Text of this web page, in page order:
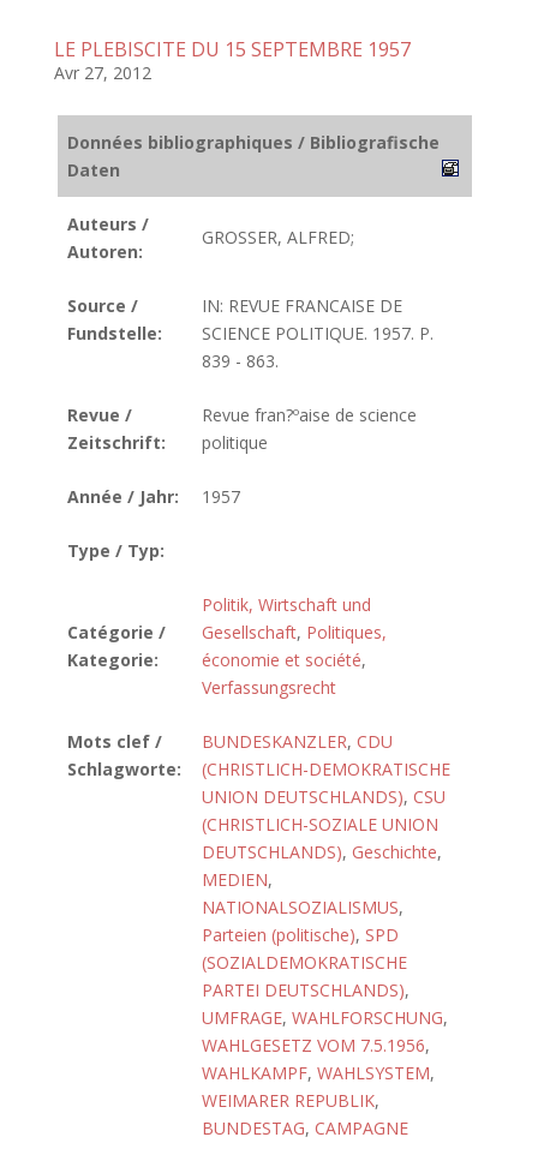
LE PLEBISCITE DU 15 SEPTEMBRE 1957
Avr 27, 2012
Données bibliographiques / Bibliografische
Daten
Auteurs /
Autoren:
GROSSER, ALFRED;
Source /
Fundstelle:
IN: REVUE FRANCAISE DE
SCIENCE POLITIQUE. 1957. P.
839 - 863.
Revue /
Zeitschrift:
Revue fran?ºaise de science
politique
Année / Jahr: 1957
Type / Typ:
Catégorie /
Kategorie:
Politik, Wirtschaft und
Gesellschaft, Politiques,
économie et société,
Verfassungsrecht
Mots clef /
Schlagworte:
BUNDESKANZLER, CDU
(CHRISTLICH-DEMOKRATISCHE
UNION DEUTSCHLANDS), CSU
(CHRISTLICH-SOZIALE UNION
DEUTSCHLANDS), Geschichte,
MEDIEN,
NATIONALSOZIALISMUS,
Parteien (politische), SPD
(SOZIALDEMOKRATISCHE
PARTEI DEUTSCHLANDS),
UMFRAGE, WAHLFORSCHUNG,
WAHLGESETZ VOM 7.5.1956,
WAHLKAMPF, WAHLSYSTEM,
WEIMARER REPUBLIK,
BUNDESTAG, CAMPAGNE